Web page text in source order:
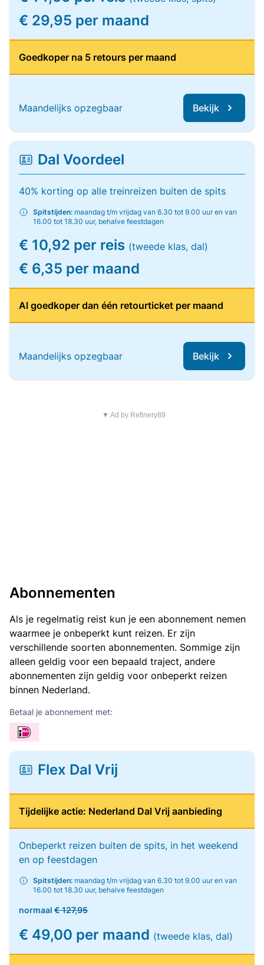
€ 29,95 per maand
Goedkoper na 5 retours per maand
Maandelijks opzegbaar Bekijk
Dal Voordeel
40% korting op alle treinreizen buiten de spits
Spitstijden: maandag t/m vrijdag van 6.30 tot 9.00 uur en van
16.00 tot 18.30 uur, behalve feestdagen
€ 10,92 per reis (tweede klas, dal)
€ 6,35 per maand
Al goedkoper dan één retourticket per maand
Maandelijks opzegbaar Bekijk
▼ Ad by Refinery89
Abonnementen
Als je regelmatig reist kun je een abonnement nemen
waarmee je onbeperkt kunt reizen. Er zijn
verschillende soorten abonnementen. Sommige zijn
alleen geldig voor een bepaald traject, andere
abonnementen zijn geldig voor onbeperkt reizen
binnen Nederland.
Betaal je abonnement met:
Flex Dal Vrij
Tijdelijke actie: Nederland Dal Vrij aanbieding
Onbeperkt reizen buiten de spits, in het weekend
en op feestdagen
Spitstijden: maandag t/m vrijdag van 6.30 tot 9.00 uur en van
16.00 tot 18.30 uur, behalve feestdagen
normaal € 127,95
€ 49,00 per maand (tweede klas, dal)